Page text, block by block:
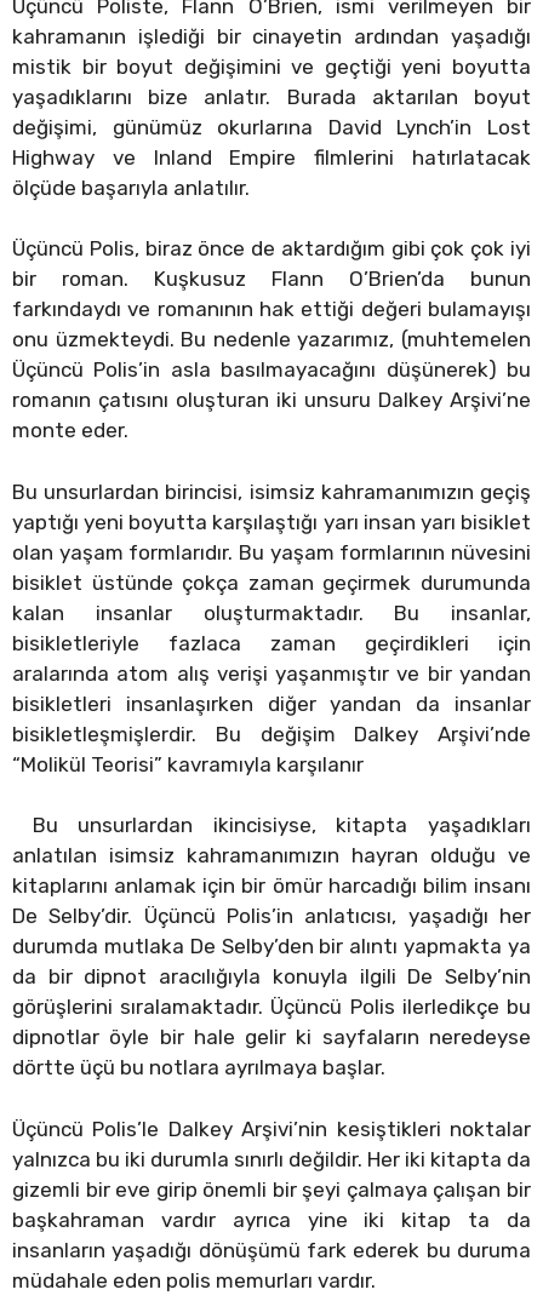
Üçüncü Poliste, Flann O’Brien, ismi verilmeyen bir
kahramanın işlediği bir cinayetin ardından yaşadığı
mistik bir boyut değişimini ve geçtiği yeni boyutta
yaşadıklarını bize anlatır. Burada aktarılan boyut
değişimi, günümüz okurlarına David Lynch’in Lost
Highway ve Inland Empire filmlerini hatırlatacak
ölçüde başarıyla anlatılır.
Üçüncü Polis, biraz önce de aktardığım gibi çok çok iyi
bir roman. Kuşkusuz Flann O’Brien’da bunun
farkındaydı ve romanının hak ettiği değeri bulamayışı
onu üzmekteydi. Bu nedenle yazarımız, (muhtemelen
Üçüncü Polis’in asla basılmayacağını düşünerek) bu
romanın çatısını oluşturan iki unsuru Dalkey Arşivi’ne
monte eder.
Bu unsurlardan birincisi, isimsiz kahramanımızın geçiş
yaptığı yeni boyutta karşılaştığı yarı insan yarı bisiklet
olan yaşam formlarıdır. Bu yaşam formlarının nüvesini
bisiklet üstünde çokça zaman geçirmek durumunda
kalan insanlar oluşturmaktadır. Bu insanlar,
bisikletleriyle fazlaca zaman geçirdikleri için
aralarında atom alış verişi yaşanmıştır ve bir yandan
bisikletleri insanlaşırken diğer yandan da insanlar
bisikletleşmişlerdir. Bu değişim Dalkey Arşivi’nde
“Molikül Teorisi” kavramıyla karşılanır
Bu unsurlardan ikincisiyse, kitapta yaşadıkları
anlatılan isimsiz kahramanımızın hayran olduğu ve
kitaplarını anlamak için bir ömür harcadığı bilim insanı
De Selby’dir. Üçüncü Polis’in anlatıcısı, yaşadığı her
durumda mutlaka De Selby’den bir alıntı yapmakta ya
da bir dipnot aracılığıyla konuyla ilgili De Selby’nin
görüşlerini sıralamaktadır. Üçüncü Polis ilerledikçe bu
dipnotlar öyle bir hale gelir ki sayfaların neredeyse
dörtte üçü bu notlara ayrılmaya başlar.
Üçüncü Polis’le Dalkey Arşivi’nin kesiştikleri noktalar
yalnızca bu iki durumla sınırlı değildir. Her iki kitapta da
gizemli bir eve girip önemli bir şeyi çalmaya çalışan bir
başkahraman vardır ayrıca yine iki kitap ta da
insanların yaşadığı dönüşümü fark ederek bu duruma
müdahale eden polis memurları vardır.